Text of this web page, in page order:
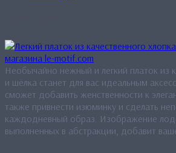
Необычайно нежный и легкий платок из
и шёлка станет для вас идеальным
сможет добавить женственности к
также привнести изюминку и сделать
каждодневный образ. Изображение
выполненных в абстракции, добавит